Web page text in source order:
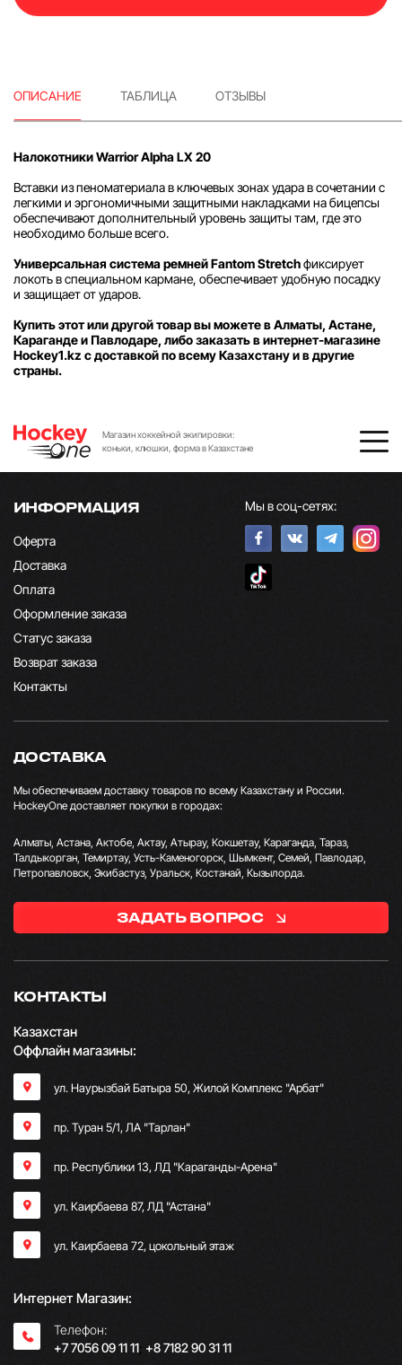
ОПИСАНИЕ ТАБЛИЦА ОТЗЫВЫ
Налокотники Warrior Alpha LX 20
Вставки из пеноматериала в ключевых зонах удара в сочетании с
легкими и эргономичными защитными накладками на бицепсы
обеспечивают дополнительный уровень защиты там, где это
необходимо больше всего.
Универсальная система ремней Fantom Stretchфиксирует
локоть в специальном кармане, обеспечивает удобную посадку
и защищает от ударов.
Купить этот или другой товар вы можете в Алматы, Астане,
Караганде и Павлодаре, либо заказать в интернет-магазине
Hockey1.kz с доставкой по всему Казахстану и в другие
страны.
Магазин хоккейной экипировки:
коньки, клюшки, форма в Казахстане
ИНФОРМАЦИЯ
Оферта
Доставка
Оплата
Оформление заказа
Статус заказа
Возврат заказа
Контакты
Мы в соц-сетях:
КОНТАКТЫ
Казахстан
Оффлайн магазины:
ул. Наурызбай Батыра 50, Жилой Комплекс "Арбат"
пр. Туран 5/1, ЛА "Тарлан"
пр. Республики 13, ​ЛД "Караганды-Арена"
ул. Каирбаева 87, ЛД "Астана"
ул. Каирбаева 72, цокольный этаж
Интернет Магазин:
Телефон:
+7 7056 09 11 11; +8 7182 90 31 11
ДОСТАВКА
Мы обеспечиваем доставку товаров по всему Казахстану и России.
HockeyOne доставляет покупки в городах:
Алматы, Астана, Актобе, Актау, Атырау, Кокшетау, Караганда, Тараз,
Талдыкорган, Темиртау, Усть-Каменогорск, Шымкент, Семей, Павлодар,
Петропавловск, Экибастуз, Уральск, Костанай, Кызылорда.
ЗАДАТЬ ВОПРОС